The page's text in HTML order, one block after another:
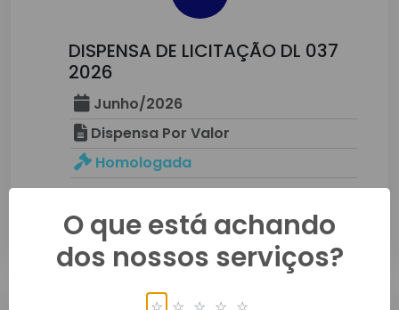
DISPENSA DE LICITAÇÃO DL 037
2026
Junho/2026
Dispensa Por Valor
Homologada
Detalhes
O que está achando
dos nossos serviços?